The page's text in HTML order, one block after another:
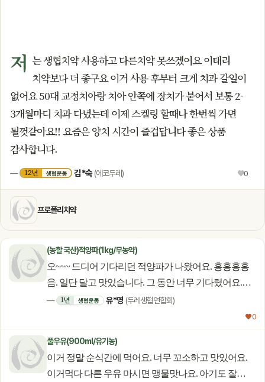
저 는 생협치약 사용하고 다른치약 못쓰겠어요 이태리
치약보다 더 좋구요 이거 사용 후부터 크게 치과 갈일이
없어요 50대 교정치아랑 치아 안쪽에 장치가 붙어서 보통 2-
3개월마디 치과 다녔는데 이제 스켈링 할때나 한번씩 가면
될껏같아요!! 요즘은 양치 시간이 즐겁답니다 좋은 상품
감사합니다.
— 12년 생협운동 김*숙(에코두레) ♥0
프로폴리치약
(농할 국산)적양파(1kg/무농약)
오~~~ 드디어 기다리던 적양파가 나왔어요. 홍홍홍홍
음. 일단 달고 맛있습니다. 그 동안 너무 기다렸어요.
농부님~ ㅋㅋㅋ 근데요. 농부님 농산물 광고 사진은
기대할께요. 건강하세요. 농부님
— 1년 생협운동 유*영 (두레생협연합회)
♥ 0
풀우유(900ml/유기농)
이거 정말 순식간에 먹어요. 너무 꼬소하고 맛있어요.
이거먹다 다른 우유 마시면 맹물맛나요. 아기도 잘